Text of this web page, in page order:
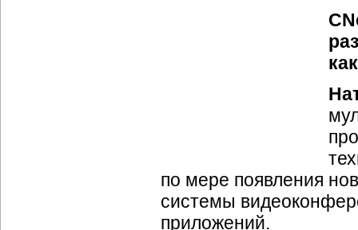
по мере появления
системы
приложений.